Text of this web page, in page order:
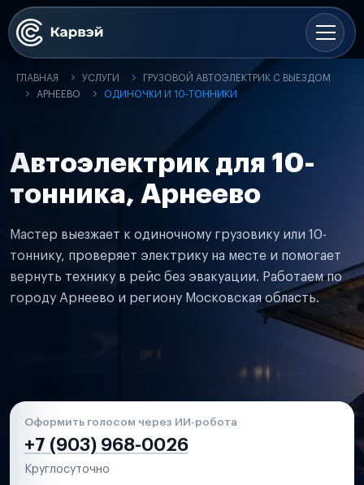
ГЛАВНАЯ УСЛУГИ
ГРУЗОВОЙ АВТОЭЛЕКТРИК С ВЫЕЗДОМ
АРНЕЕВО
ОДИНОЧКИ И 10-ТОННИКИ
Автоэлектрик для 10-
тонника, Арнеево
Мастер выезжает к одиночному грузовику или 10-
тоннику, проверяет электрику на месте и помогает
вернуть технику в рейс без эвакуации. Работаем по
городу Арнеево и региону Московская область.
Оформить голосом через ИИ-робота
+7 (903) 968-0026
Круглосуточно